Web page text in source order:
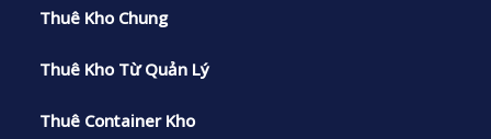
Thuê Kho Chung
Thuê Kho Từ Quản Lý
Thuê Container Kho